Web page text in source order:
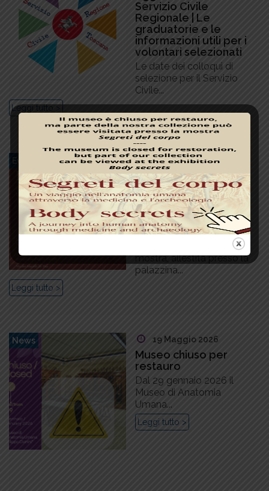
Servizio Civile
Regionale | Le
graduatorie e le
informazioni utili per i
volontari selezionati
Le date dei colloqui di
selezione per il Servizio
Civile...
Leggi tutto >
Evento News 1 Luglio 2026
Prosegue la mostra
“Segreti del corpo. Un
viaggio nell’anatomia
umana attraverso la
medicina e
l’archeologia”
mostra, allestita presso la
palazzina...
Leggi tutto >
News 19 Maggio 2026
Museo chiuso per
restauro
Dal 29 gennaio 2026 il
Museo di Anatomia
Umana...
Leggi tutto >